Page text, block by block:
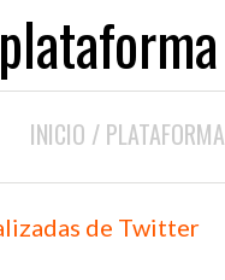
plataforma
INICIO / PLATAFORMA